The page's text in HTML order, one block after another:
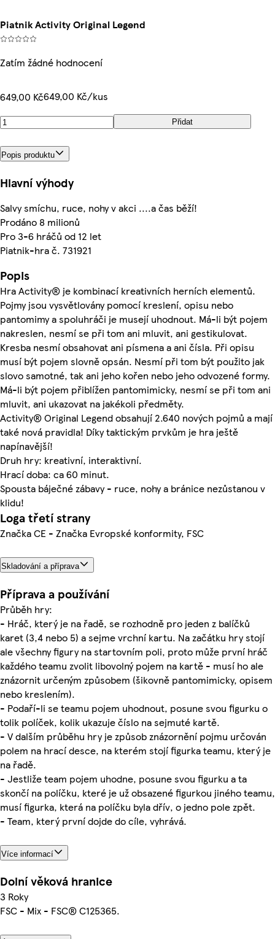
Piatnik Activity Original Legend
Zatím žádné hodnocení
649,00 Kč649,00 Kč/kus
Přidat
Popis produktu
Hlavní výhody
Salvy smíchu, ruce, nohy v akci ....a čas běží!
Prodáno 8 milionů
Pro 3-6 hráčů od 12 let
Piatnik-hra č. 731921
Popis
Hra Activity® je kombinací kreativních herních elementů.
Pojmy jsou vysvětlovány pomocí kreslení, opisu nebo
pantomimy a spoluhráči je musejí uhodnout. Má-li být pojem
nakreslen, nesmí se při tom ani mluvit, ani gestikulovat.
Kresba nesmí obsahovat ani písmena a ani čísla. Při opisu
musí být pojem slovně opsán. Nesmí při tom být použito jak
slovo samotné, tak ani jeho kořen nebo jeho odvozené formy.
Má-li být pojem přiblížen pantomimicky, nesmí se při tom ani
mluvit, ani ukazovat na jakékoli předměty.
Activity® Original Legend obsahují 2.640 nových pojmů a mají
také nová pravidla! Díky taktickým prvkům je hra ještě
napínavější!
Druh hry: kreativní, interaktivní.
Hrací doba: ca 60 minut.
Spousta báječné zábavy - ruce, nohy a bránice nezůstanou v
klidu!
Loga třetí strany
Značka CE - Značka Evropské konformity, FSC
Skladování a příprava
Příprava a používání
Průběh hry:
- Hráč, který je na řadě, se rozhodně pro jeden z balíčků
karet (3,4 nebo 5) a sejme vrchní kartu. Na začátku hry stojí
ale všechny figury na startovním poli, proto může první hráč
každého teamu zvolit libovolný pojem na kartě - musí ho ale
znázornit určeným způsobem (šikovně pantomimicky, opisem
nebo kreslením).
- Podaří-li se teamu pojem uhodnout, posune svou figurku o
tolik políček, kolik ukazuje číslo na sejmuté kartě.
- V dalším průběhu hry je způsob znázornění pojmu určován
polem na hrací desce, na kterém stojí figurka teamu, který je
na řadě.
- Jestliže team pojem uhodne, posune svou figurku a ta
skončí na políčku, které je už obsazené figurkou jiného teamu,
musí figurka, která na políčku byla dřív, o jedno pole zpět.
- Team, který první dojde do cíle, vyhrává.
Více informací
Dolní věková hranice
3 Roky
FSC - Mix - FSC® C125365.